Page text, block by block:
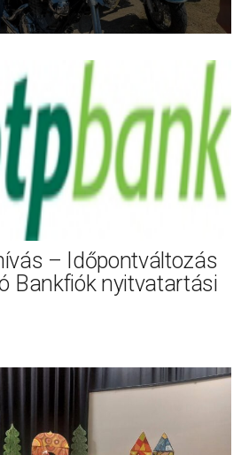
– Időpontváltozás
Bankfiók nyitvatartási